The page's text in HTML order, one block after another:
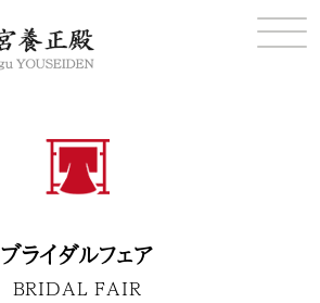
ブライダルフェア
BRIDAL FAIR